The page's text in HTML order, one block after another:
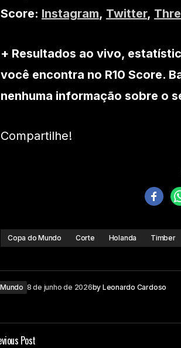
Score: Instagram, Twitter,
+ Resultados ao vivo,
você encontra no R10 Score.
nenhuma informação sobre o
Compartilhe!
Copa do Mundo Corte Holanda Timber
8 de junho de 2026by Leonardo Cardoso
Post